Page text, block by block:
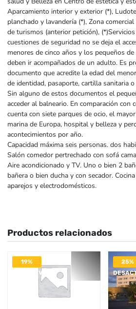
Aparcamiento interior y exterior (*),
planchado y lavandería (*), Zona
de turismos (anterior petición),
cuestiones de seguridad no se deja el
menores de cinco años y los pequeños de
deben ir acompañados de un adulto. Es
documento que acredite la edad del
de identidad, pasaporte, cartilla sanitaria
Sin alguno de estos documentos el
acceder al balneario. En comparación con
cuenta con siete parques de ocio, el
marina de Europa, hospital y belleza y
acontecimientos por año.
Capacidad máxima seis personas. dos
Salón comedor pertrechado con sofá
Aire acondicionado y TV. Uno o bien 2
bañera o bien ducha y con secador.
aparejos y electrodomésticos.
Productos relacionados
19%
DESACTIVADO
25%